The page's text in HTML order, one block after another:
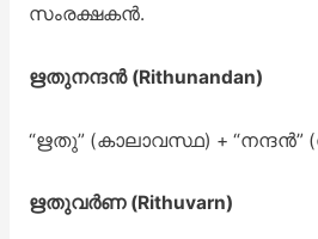
സംരക്ഷകൻ.
ഋതുനന്ദൻ (Rithunandan)
“ഋതു” (കാലാവസ്ഥ) +
ഋതുവർണ (Rithuvarn)